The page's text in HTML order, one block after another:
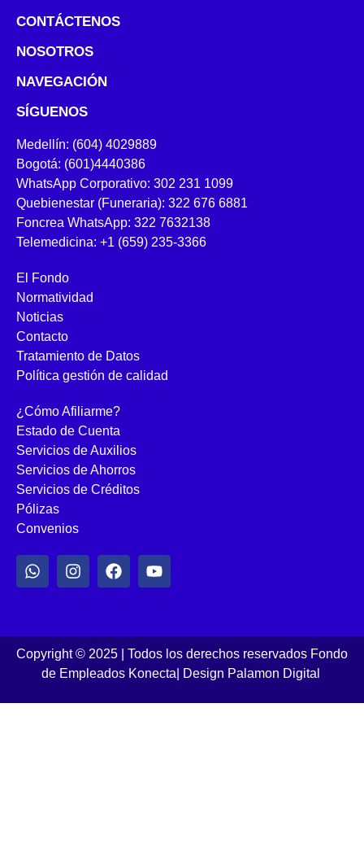
CONTÁCTENOS
NOSOTROS
NAVEGACIÓN
SÍGUENOS
Medellín: (604) 4029889
Bogotá: (601)4440386
WhatsApp Corporativo: 302 231 1099
Quebienestar (Funeraria): 322 676 6881
Foncrea WhatsApp: 322 7632138
Telemedicina: +1 (659) 235-3366
El Fondo
Normatividad
Noticias
Contacto
Tratamiento de Datos
Política gestión de calidad
¿Cómo Afiliarme?
Estado de Cuenta
Servicios de Auxilios
Servicios de Ahorros
Servicios de Créditos
Pólizas
Convenios
Copyright © 2025 | Todos los derechos reservados Fondo
de Empleados Konecta
Design Palamon Digital